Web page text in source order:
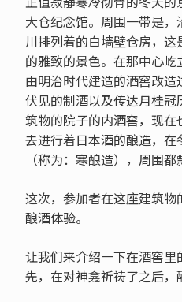
大仓纪念馆。周围一带是
川排列着的白墙壁仓房，
的雅致的景色。在那中心
由明治时代建造的酒窖改
伏见的制酒以及传达月桂
筑物的院子的内酒窖，现
去进行着日本酒的酿造，
（称为：寒酿造），周围
这次，参加者在这座建筑
酿酒体验。
让我们来介绍一下在酒窖
先，在对神龛祈祷了之后，